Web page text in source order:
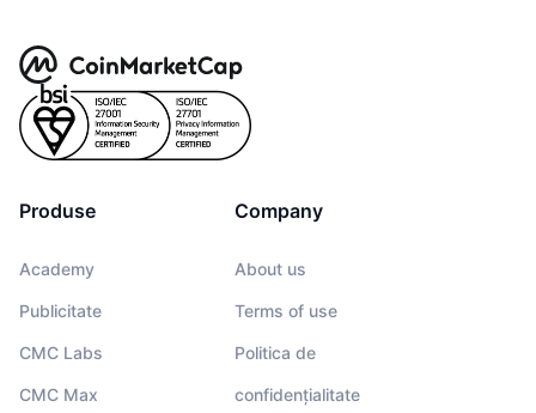
Produse
Academy
Publicitate
CMC Labs
CMC Max
Company
About us
Terms of use
Politica de
confidențialitate